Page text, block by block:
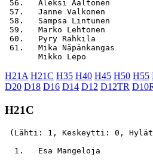
56.   Aleksi Aaltonen
57.   Janne Valkonen
58.   Sampsa Lintunen
59.   Marko Lehtonen
60.   Pyry Rahkila
61.   Mika Näpänkangas
H21A H21C H35 H40 H45 H50 H55
D20 D18 D16 D14 D12 D12TR
H21C
(Lähti: 1, Keskeytti: 0,